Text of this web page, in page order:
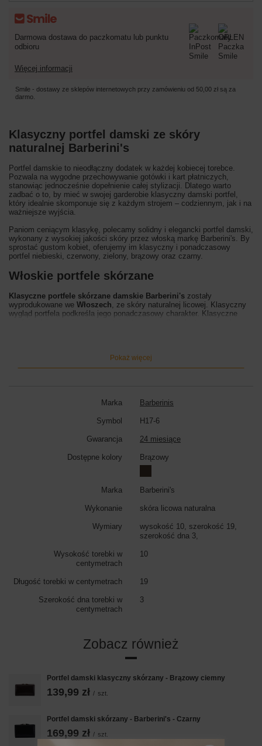
Darmowa dostawa do paczkomatu lub punktu
odbioru
Więcej informacji
Smile - dostawy ze sklepów internetowych przy zamówieniu od 50,00 zł są za
darmo.
Klasyczny portfel damski ze skóry
naturalnej Barberini's
Portfel damskie to nieodłączny dodatek w każdej kobiecej torebce.
Pozwala na wygodne przechowywanie gotówki i kart płatniczych,
stanowiąc jednocześnie dopełnienie całej stylizacji. Dlatego warto
zadbać o to, by mieć w swojej garderobie klasyczny damski portfel,
który idealnie skomponuje się z każdym strojem – codziennym, jak i na
ważniejsze wyjścia.
Paniom ceniącym klasykę, polecamy solidny i elegancki portfel damski,
wykonany z wysokiej jakości skóry przez włoską markę Barberini's. By
sprostać gustom kobiet, oferujemy im klasyczny i ponadczasowy
portfel niebieski, czerwony, zielony, brązowy oraz czarny.
Włoskie portfele skórzane
Klasyczne portfele skórzane damskie Barberini's zostały
wyprodukowane we Włoszech , ze skóry naturalnej licowej. Klasyczny
wygląd portfela podkreśla jego ponadczasowy charakter. Klasyczne
zatrzask. Wewnątrz wyodrębniono kieszeń na monety, trzy kieszenie na
banknoty oraz dokumenty. Portfel mieści karty płatnicze oraz
czarny, czerwony, szary, granatowy, brązowy, fuksja,
Pokaż więcej
Marka Barberinis
Symbol H17-6
Gwarancja 24 miesiące
Dostępne kolory Brązowy
Marka Barberini's
Wykonanie skóra licowa naturalna
Wymiary
wysokość 10, szerokość 19,
szerokość dna 3,
Wysokość torebki w
centymetrach
10
Długość torebki w centymetrach 19
Szerokość dna torebki w
centymetrach
3
Zobacz również
Portfel damski klasyczny skórzany - Brązowy ciemny
139,99 zł / szt.
Portfel damski skórzany - Barberini's - Czarny
169,99 zł / szt.